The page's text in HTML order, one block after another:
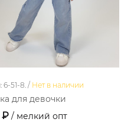
6-51-8. / Нет в наличии
для девочки
₽ / мелкий опт